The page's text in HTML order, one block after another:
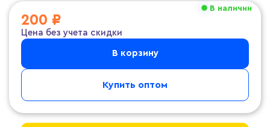
В наличии
200 ₽
Цена без учета скидки
В корзину
Купить оптом